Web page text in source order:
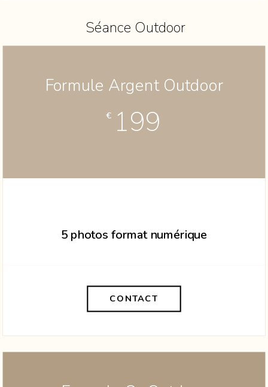
Séance Outdoor
Formule Argent Outdoor
€ 199
5 photos format numérique
CONTACT